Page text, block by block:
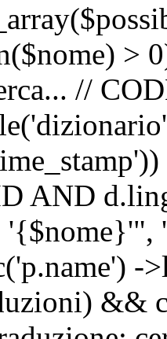
>
//
AND
'{$nome}'",
&&